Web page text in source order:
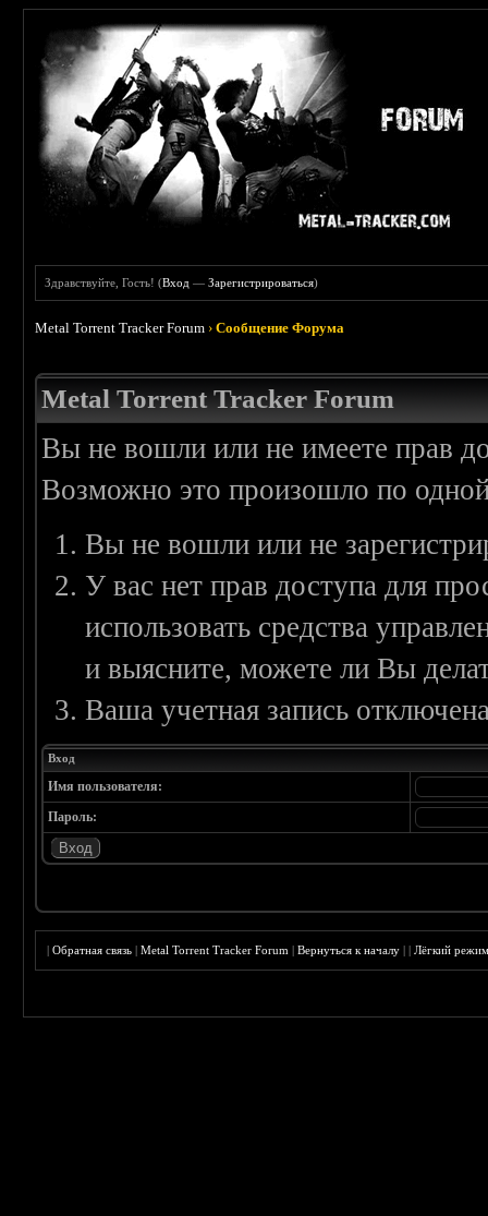
Здравствуйте, Гость! (Вход —Зарегистрироваться)
Metal Torrent Tracker Forum ›Сообщение Форума
Metal Torrent Tracker Forum
Вы не вошли или не имеете прав
Возможно это произошло по
Вы не вошли или не
У вас нет прав доступа для
использовать средства
и выясните, можете ли Вы
Ваша учетная запись
Вход
Имя пользователя:
Пароль:
|Обратная связь |Metal Torrent Tracker Forum |Вернуться к началу ||Лёгкий